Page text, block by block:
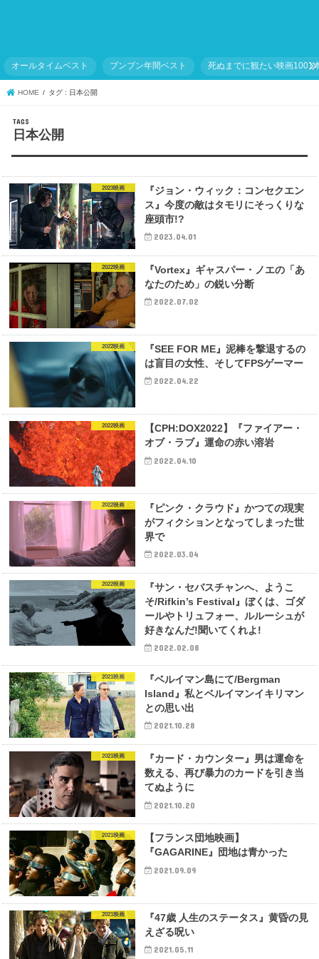
オールタイムベスト ブンブン年間ベスト 死ぬまでに観たい映画1001
HOME タグ : 日本公開
日本公開
2023映画
『ジョン・ウィック：コンセクエン
ス』今度の敵はタモリにそっくりな
座頭市!?
2023.04.01
2022映画
『Vortex』ギャスパー・ノエの「あ
なたのため」の鋭い分断
2022.07.02
2022映画
『SEE FOR ME』泥棒を撃退するの
は盲目の女性、そしてFPSゲーマー
2022.04.22
2022映画
【CPH:DOX2022】『ファイアー・
オブ・ラブ』運命の赤い溶岩
2022.04.10
2022映画
『ピンク・クラウド』かつての現実
がフィクションとなってしまった世
界で
2022.03.04
2022映画
『サン・セバスチャンへ、ようこ
そ/Rifkin’s Festival』ぼくは、ゴダ
ールやトリュフォー、ルルーシュが
好きなんだ!聞いてくれよ!
2022.02.08
2021映画
『ベルイマン島にて/Bergman
Island』私とベルイマンイキリマン
との思い出
2021.10.28
2021映画
『カード・カウンター』男は運命を
数える、再び暴力のカードを引き当
てぬように
2021.10.20
2021映画
【フランス団地映画】
『GAGARINE』団地は青かった
2021.09.09
2021映画
『47歳 人生のステータス』黄昏の見
えざる呪い
2021.05.11